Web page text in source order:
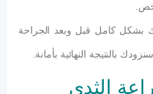
بشكل كامل قبل وبعد الجراحة
بالنتيجة النهائية بأمانة.
الثدي